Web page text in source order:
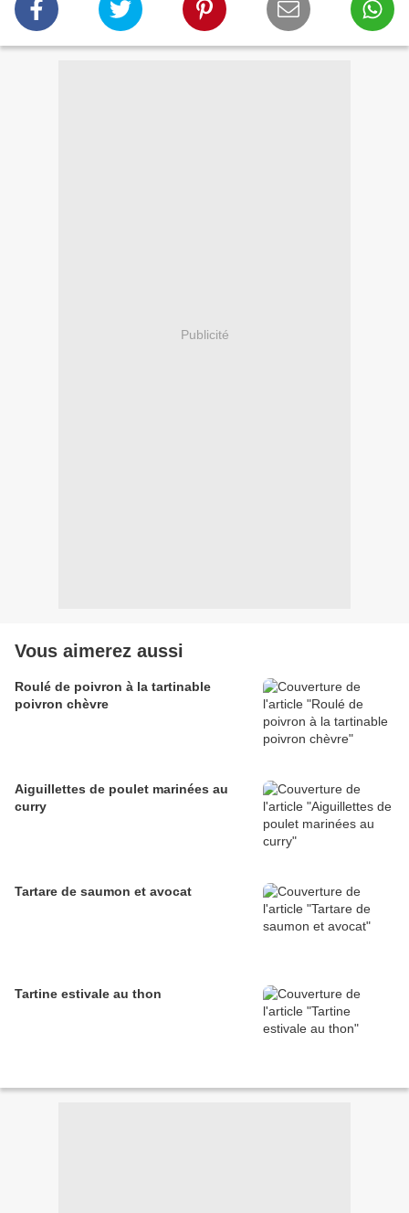
Publicité
Vous aimerez aussi
Roulé de poivron à la tartinable
poivron chèvre
Aiguillettes de poulet marinées au
curry
Tartare de saumon et avocat
Tartine estivale au thon